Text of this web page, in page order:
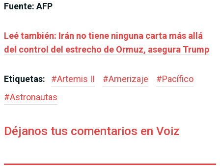
Fuente: AFP
Leé también: Irán no tiene ninguna carta más allá
del control del estrecho de Ormuz, asegura Trump
Etiquetas: #Artemis II #Amerizaje #Pacífico
#Astronautas
Déjanos tus comentarios en Voiz